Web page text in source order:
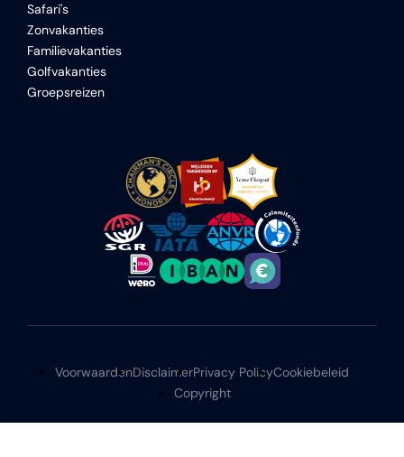
Safari's
Zonvakanties
Familievakanties
Golfvakanties
Groepsreizen
VoorwaardenDisclaimerPrivacy PolicyCookiebeleid
Copyright